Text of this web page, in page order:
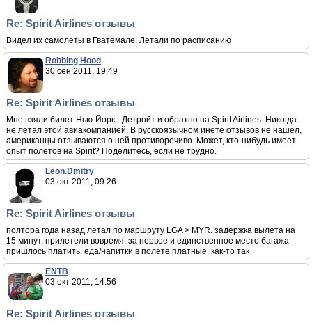
Re: Spirit Airlines отзывы
Видел их самолеты в Гватемале. Летали по расписанию
Robbing Hood
30 сен 2011, 19:49
Re: Spirit Airlines отзывы
Мне взяли билет Нью-Йорк - Детройт и обратно на Spirit Airlines. Никогда
не летал этой авиакомпанией. В русскоязычном инете отзывов не нашёл,
американцы отзываются о ней противоречиво. Может, кто-нибудь имеет
опыт полётов на Spirit? Поделитесь, если не трудно.
Leon.Dmitry
03 окт 2011, 09:26
Re: Spirit Airlines отзывы
полтора года назад летал по маршруту LGA > MYR. задержка вылета на
15 минут, прилетели вовремя. за первое и единственное место багажа
пришлось платить. еда/напитки в полете платные. как-то так
ENTB
03 окт 2011, 14:56
Re: Spirit Airlines отзывы